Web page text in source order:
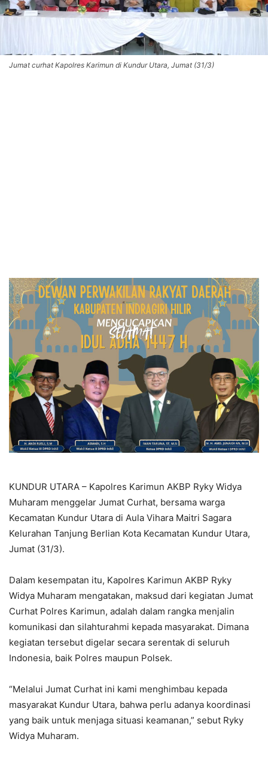
Jumat curhat Kapolres Karimun di Kundur Utara, Jumat (31/3)
KUNDUR UTARA – Kapolres Karimun AKBP Ryky Widya
Muharam menggelar Jumat Curhat, bersama warga
Kecamatan Kundur Utara di Aula Vihara Maitri Sagara
Kelurahan Tanjung Berlian Kota Kecamatan Kundur Utara,
Jumat (31/3).
Dalam kesempatan itu, Kapolres Karimun AKBP Ryky
Widya Muharam mengatakan, maksud dari kegiatan Jumat
Curhat Polres Karimun, adalah dalam rangka menjalin
komunikasi dan silahturahmi kepada masyarakat. Dimana
kegiatan tersebut digelar secara serentak di seluruh
Indonesia, baik Polres maupun Polsek.
“Melalui Jumat Curhat ini kami menghimbau kepada
masyarakat Kundur Utara, bahwa perlu adanya koordinasi
yang baik untuk menjaga situasi keamanan,” sebut Ryky
Widya Muharam.